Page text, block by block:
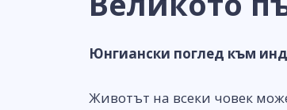
Юнгиански поглед към
Животът на всеки човек